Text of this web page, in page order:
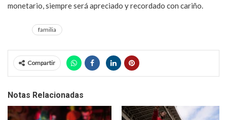
monetario, siempre será apreciado y recordado con cariño.
familia
Compartir
Notas Relacionadas